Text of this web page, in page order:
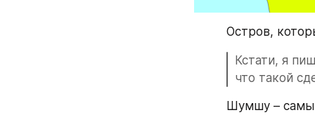
Остров,
Кстати, я
что такой
Шумшу –